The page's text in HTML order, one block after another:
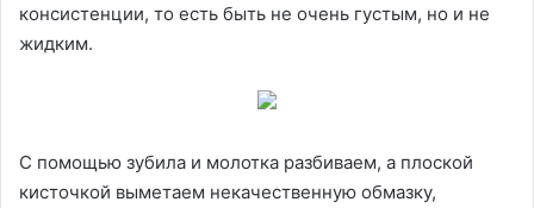
консистенции, то есть быть не очень густым, но и не
жидким.
С помощью зубила и молотка разбиваем, а плоской
кисточкой выметаем некачественную обмазку,